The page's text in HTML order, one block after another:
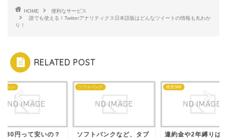
HOME
便利なサービス
誰でも使える！Twitterアナリティクス日本語版はどんなツイートの情報も丸わか
り！
RELATED POST
ション
980円って安いの？
ソフトバンク
ソフトバンクなど、タブ
格安SIM
違約金や2年縛りは